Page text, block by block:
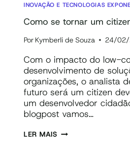
INOVAÇÃO E TECNOLOGIAS
Como se tornar um
Por Kymberli de Souza 24/
Com o impacto do low-
desenvolvimento de
organizações, o analista
futuro será um citizen
um desenvolvedor
blogpost vamos…
LER MAISCOMO